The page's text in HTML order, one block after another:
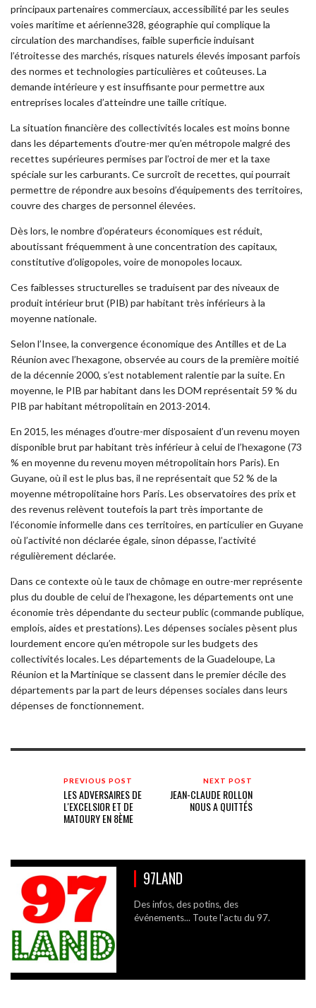
principaux partenaires commerciaux, accessibilité par les seules
voies maritime et aérienne328, géographie qui complique la
circulation des marchandises, faible superficie induisant
l’étroitesse des marchés, risques naturels élevés imposant parfois
des normes et technologies particulières et coûteuses. La
demande intérieure y est insuffisante pour permettre aux
entreprises locales d’atteindre une taille critique.
La situation financière des collectivités locales est moins bonne
dans les départements d’outre-mer qu’en métropole malgré des
recettes supérieures permises par l’octroi de mer et la taxe
spéciale sur les carburants. Ce surcroît de recettes, qui pourrait
permettre de répondre aux besoins d’équipements des territoires,
couvre des charges de personnel élevées.
Dès lors, le nombre d’opérateurs économiques est réduit,
aboutissant fréquemment à une concentration des capitaux,
constitutive d’oligopoles, voire de monopoles locaux.
Ces faiblesses structurelles se traduisent par des niveaux de
produit intérieur brut (PIB) par habitant très inférieurs à la
moyenne nationale.
Selon l’Insee, la convergence économique des Antilles et de La
Réunion avec l’hexagone, observée au cours de la première moitié
de la décennie 2000, s’est notablement ralentie par la suite. En
moyenne, le PIB par habitant dans les DOM représentait 59 % du
PIB par habitant métropolitain en 2013-2014.
En 2015, les ménages d’outre-mer disposaient d’un revenu moyen
disponible brut par habitant très inférieur à celui de l’hexagone (73
% en moyenne du revenu moyen métropolitain hors Paris). En
Guyane, où il est le plus bas, il ne représentait que 52 % de la
moyenne métropolitaine hors Paris. Les observatoires des prix et
des revenus relèvent toutefois la part très importante de
l’économie informelle dans ces territoires, en particulier en Guyane
où l’activité non déclarée égale, sinon dépasse, l’activité
régulièrement déclarée.
Dans ce contexte où le taux de chômage en outre-mer représente
plus du double de celui de l’hexagone, les départements ont une
économie très dépendante du secteur public (commande publique,
emplois, aides et prestations). Les dépenses sociales pèsent plus
lourdement encore qu’en métropole sur les budgets des
collectivités locales. Les départements de la Guadeloupe, La
Réunion et la Martinique se classent dans le premier décile des
départements par la part de leurs dépenses sociales dans leurs
dépenses de fonctionnement.
PREVIOUS POST
LES ADVERSAIRES DE
L'EXCELSIOR ET DE
MATOURY EN 8ÈME
NEXT POST
JEAN-CLAUDE ROLLON
NOUS A QUITTÉS
97LAND
Des infos, des potins, des
événements... Toute l'actu du 97.